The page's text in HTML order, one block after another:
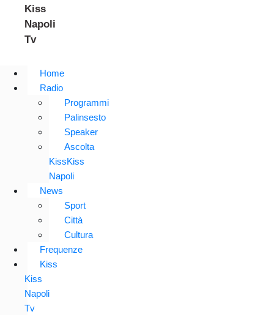
Kiss
Napoli
Tv
Home
Radio
Programmi
Palinsesto
Speaker
Ascolta
KissKiss
Napoli
News
Sport
Città
Cultura
Frequenze
Kiss
Kiss
Napoli
Tv